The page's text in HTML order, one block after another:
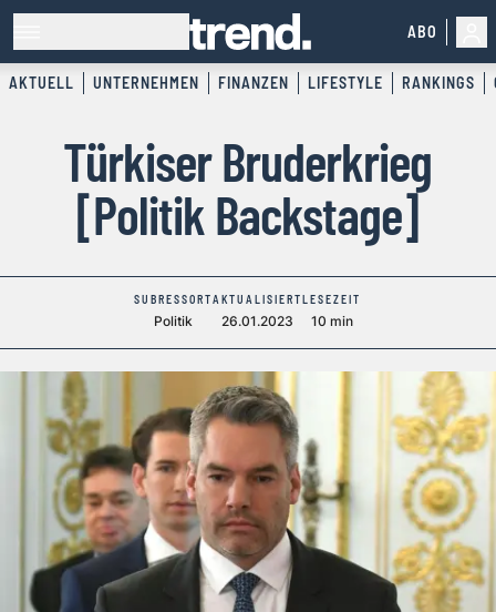
ABO
AKTUELL UNTERNEHMEN FINANZEN LIFESTYLE RANKINGS
Türkiser Bruderkrieg
[Politik Backstage]
SUBRESSORT
Politik
AKTUALISIERT
26.01.2023
LESEZEIT
10 min